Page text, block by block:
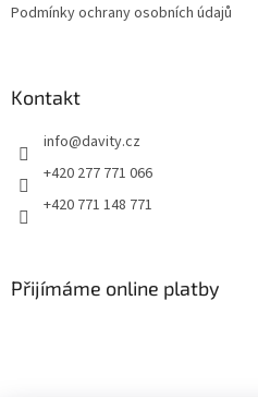
Podmínky ochrany osobních údajů
Kontakt
info@davity.cz
+420 277 771 066
+420 771 148 771
Přijímáme online platby